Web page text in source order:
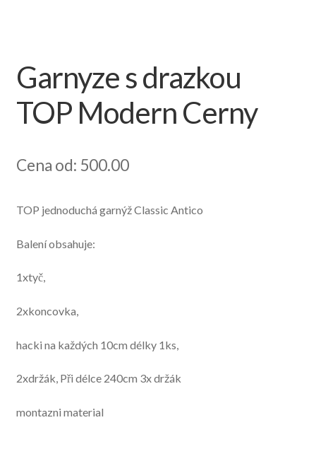
Garnyze s drazkou
TOP Modern Cerny
Cena od: 500.00
TOP jednoduchá garnýž Classic Antico
Balení obsahuje:
1xtyč,
2xkoncovka,
hacki na každých 10cm délky 1ks,
2xdržák, Při délce 240cm 3x držák
montazni material